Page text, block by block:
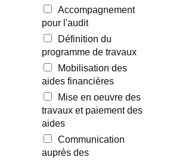
Accompagnement
pour l'audit
Définition du
programme de travaux
Mobilisation des
aides financières
Mise en oeuvre des
travaux et paiement des
aides
Communication
auprès des